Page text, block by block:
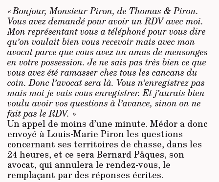
«Bonjour, Monsieur Piron, de Thomas & Piron.
Vous avez demandé pour avoir un RDV avec moi.
Mon représentant vous a téléphoné pour vous dire
qu’on voulait bien vous recevoir mais avec mon
avocat parce que vous avez un amas de mensonges
en votre possession. Je ne sais pas très bien ce que
vous avez été ramasser chez tous les cancans du
coin. Donc l’avocat sera là. Vous n’enregistrez pas
mais moi je vais vous enregistrer. Et j’aurais bien
voulu avoir vos questions à l’avance, sinon on ne
fait pas le RDV. »
Un appel de moins d’une minute. Médor a donc
envoyé à Louis-Marie Piron les questions
concernant ses territoires de chasse, dans les
24 heures, et ce sera Bernard Pâques, son
avocat, qui annulera le rendez-vous, le
remplaçant par des réponses écrites.